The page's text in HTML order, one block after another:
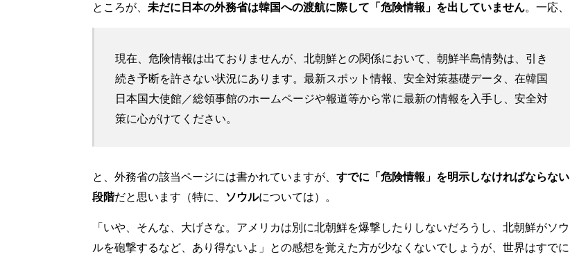
ところが、 未だに日本の外務省は韓国への渡航に際して「危険情報」を出していません。一応、
現在、危険情報は出ておりませんが、北朝鮮との関係において、朝鮮半島情勢は、引き
続き予断を許さない状況にあります。最新スポット情報、安全対策基礎データ、在韓国
日本国大使館／総領事館のホームページや報道等から常に最新の情報を入手し、安全対
策に心がけてください。
と、外務省の該当ページには書かれていますが、 すでに「危険情報」を明示しなければならない
段階だと思います（特に、 ソウルについては）。
「いや、そんな、大げさな。アメリカは別に北朝鮮を爆撃したりしないだろうし、北朝鮮がソウ
ルを砲撃するなど、あり得ないよ」との感想を覚えた方が少なくないでしょうが、世界はすでに